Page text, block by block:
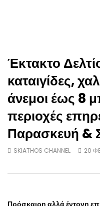
Έκτακτο
καταιγίδες,
άνεμοι έως 8
περιοχές
Παρασκευή &
SKIATHOS CHANNEL 20
Πρόσκαιρη αλλά έντονη